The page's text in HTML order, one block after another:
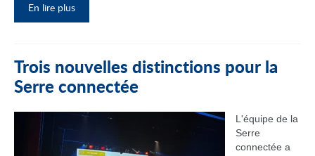
En lire plus
Trois nouvelles distinctions pour la
Serre connectée
L'équipe de la
Serre
connectée a